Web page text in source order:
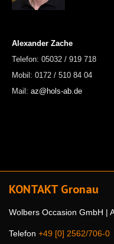
Alexander Zache
Telefon: 05032 / 919 718
Mobil: 0172 / 510 84 04
Mail: az@hols-ab.de
KONTAKT Gronau
Wolbers Occasion GmbH |
Telefon +49 [0] 2562/706-0